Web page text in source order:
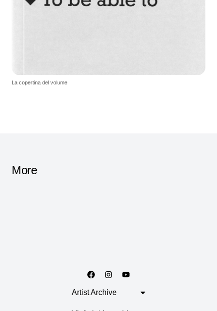
La copertina del volume
More
Artist Archive